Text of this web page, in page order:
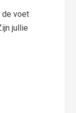
de voet
jullie